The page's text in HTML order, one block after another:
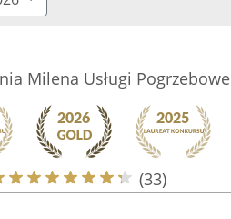
Milena Usługi Pogrzebowe
(33)